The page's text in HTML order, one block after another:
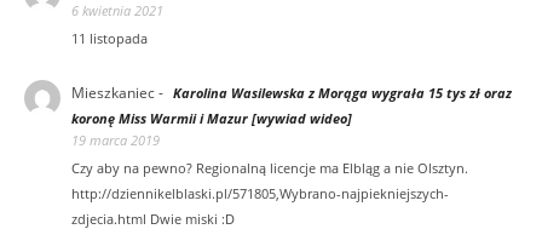
6 kwietnia 2021
11 listopada
Mieszkaniec- Karolina Wasilewska z Morąga wygrała 15 tys zł oraz
koronę Miss Warmii i Mazur [wywiad wideo]
19 marca 2019
Czy aby na pewno? Regionalną licencje ma Elbląg a nie Olsztyn.
http://dziennikelblaski.pl/571805,Wybrano-najpiekniejszych-
zdjecia.html Dwie miski :D